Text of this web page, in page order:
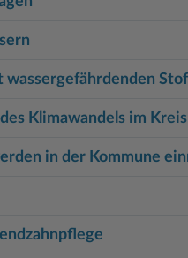
wassergefährdenden
Klimawandels im
in der Kommune